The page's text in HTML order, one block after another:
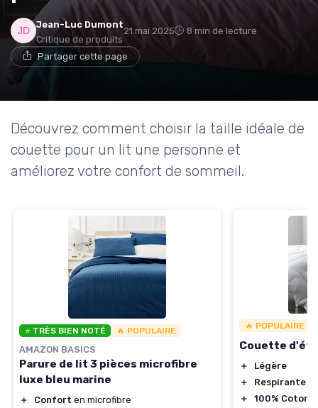
Jean-Luc Dumont
Critique de produits
21 mai 2025 8 min de lecture
Partager cette page
Découvrez comment choisir la taille idéale de
couette pour un lit une personne et
améliorez votre confort de sommeil.
⭐ TRÈS BIEN NOTÉ 🔥 POPULAIRE
AMAZON BASICS
Parure de lit 3 pièces microfibre
luxe bleu marine
＋ Confort en microfibre
🔥 POPULAIRE
Couette d'été
＋
Légère
＋
Respirante
＋
100% Coton
→ Je rejoins le club
Non merci, peut-être plus tard